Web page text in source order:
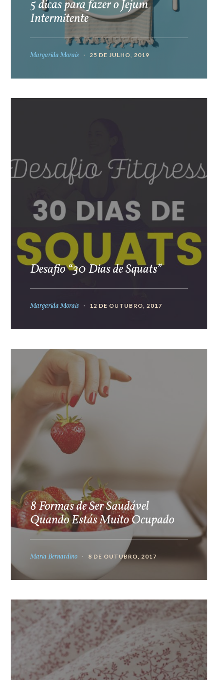
5 dicas para fazer o Jejum
Intermitente
Margarida Morais 25 DE JULHO, 2019
Desafio “30 Dias de Squats”
Margarida Morais 12 DE OUTUBRO, 2017
8 Formas de Ser Saudável
Quando Estás Muito Ocupado
Maria Bernardino 8 DE OUTUBRO, 2017